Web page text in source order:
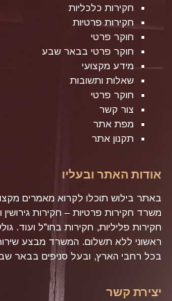
חקירות כלכליות
חקירות פרטיות
חוקר פרטי
חוקר פרטי בבאר שבע
מידע מקצועי
שאלות ותשובות
חוקר פרטי
צור קשר
מפת אתר
תקנון אתר
אודות האתר ובעליו
באתר בילוש תוכלו לקרוא מאמרים
משרד חקירות פרטיות – חקירות גירושין
חקירות פליליות, חקירות בחו"ל ועוד.
ראשוני ללא תשלום. המשרד מבצע
בכל רחבי הארץ, ובעל סניפים בבאר
יצירת קשר